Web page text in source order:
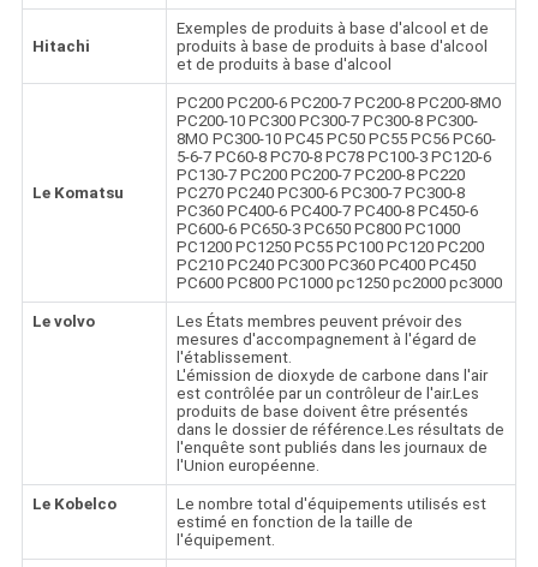
Hitachi
Exemples de produits à base d'alcool et de
produits à base de produits à base d'alcool
et de produits à base d'alcool
Le Komatsu
PC200 PC200-6 PC200-7 PC200-8 PC200-8MO
PC200-10 PC300 PC300-7 PC300-8 PC300-
8MO PC300-10 PC45 PC50 PC55 PC56 PC60-
5-6-7 PC60-8 PC70-8 PC78 PC100-3 PC120-6
PC130-7 PC200 PC200-7 PC200-8 PC220
PC270 PC240 PC300-6 PC300-7 PC300-8
PC360 PC400-6 PC400-7 PC400-8 PC450-6
PC600-6 PC650-3 PC650 PC800 PC1000
PC1200 PC1250 PC55 PC100 PC120 PC200
PC210 PC240 PC300 PC360 PC400 PC450
PC600 PC800 PC1000 pc1250 pc2000 pc3000
Le volvo
Les États membres peuvent prévoir des
mesures d'accompagnement à l'égard de
l'établissement.
L'émission de dioxyde de carbone dans l'air
est contrôlée par un contrôleur de l'air.Les
produits de base doivent être présentés
dans le dossier de référence.Les résultats de
l'enquête sont publiés dans les journaux de
l'Union européenne.
Le Kobelco
Le nombre total d'équipements utilisés est
estimé en fonction de la taille de
l'équipement.